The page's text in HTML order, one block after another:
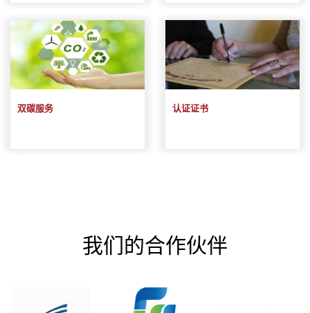
双碳服务 认证证书
我们的合作伙伴